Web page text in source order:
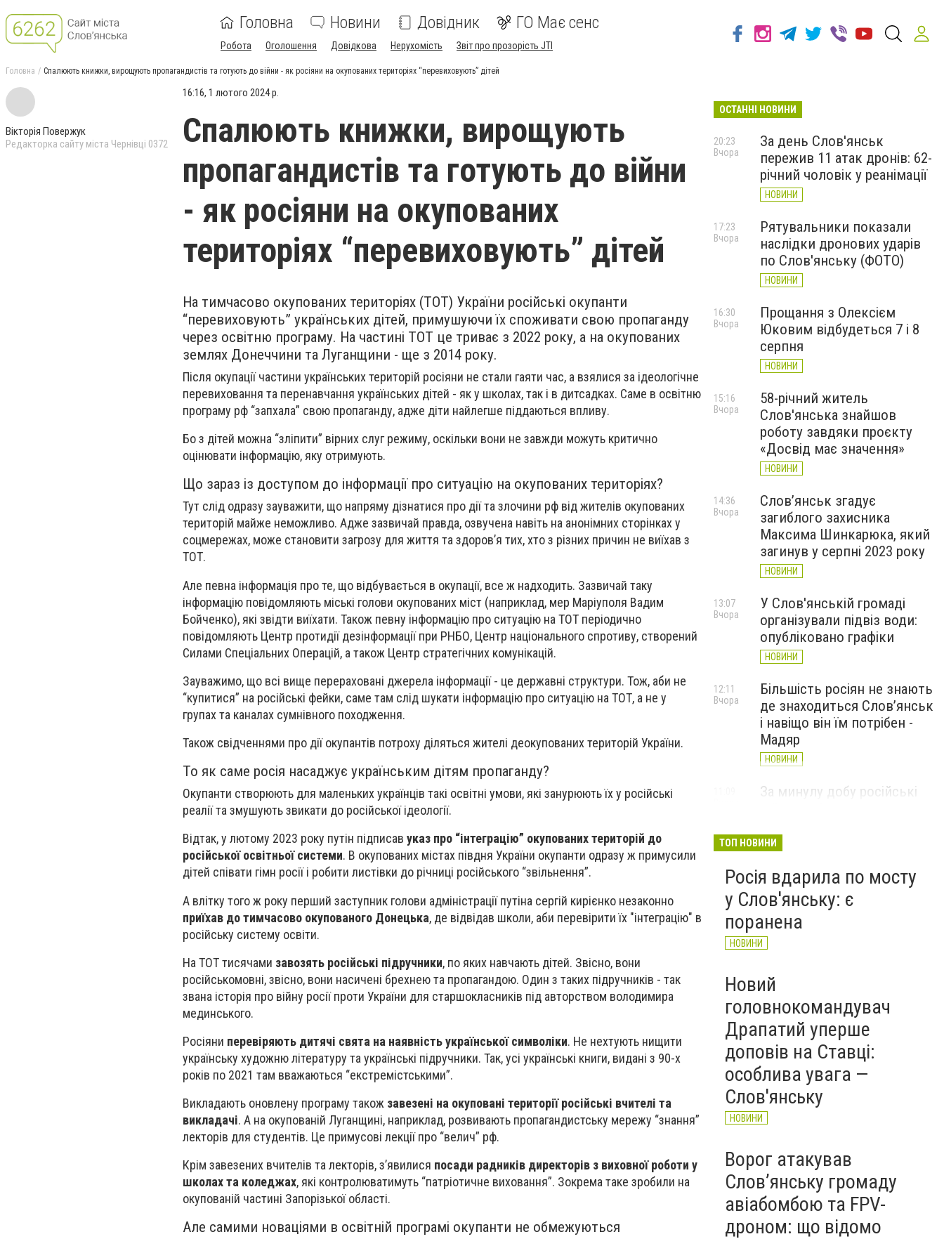
Головна Новини Довідник ГО Має сенс
Робота Оголошення Довідкова Нерухомість Звіт про прозорість JTI
Головна Спалюють книжки, вирощують пропагандистів та готують до війни - як росіяни на окупованих територіях “перевиховують” дітей
Вікторія Повержук
Редакторка сайту міста Чернівці 0372
16:16, 1 лютого 2024 р.
Спалюють книжки, вирощують
пропагандистів та готують до війни
- як росіяни на окупованих
територіях “перевиховують” дітей
На тимчасово окупованих територіях (ТОТ) України російські окупанти
“перевиховують” українських дітей, примушуючи їх споживати свою пропаганду
через освітню програму. На частині ТОТ це триває з 2022 року, а на окупованих
землях Донеччини та Луганщини - ще з 2014 року.
Після окупації частини українських територій росіяни не стали гаяти час, а взялися за ідеологічне
перевиховання та перенавчання українських дітей - як у школах, так і в дитсадках. Саме в освітню
програму рф “запхала” свою пропаганду, адже діти найлегше піддаються впливу.
Бо з дітей можна “зліпити” вірних слуг режиму, оскільки вони не завжди можуть критично
оцінювати інформацію, яку отримують.
Що зараз із доступом до інформації про ситуацію на окупованих територіях?
Тут слід одразу зауважити, що напряму дізнатися про дії та злочини рф від жителів окупованих
територій майже неможливо. Адже зазвичай правда, озвучена навіть на анонімних сторінках у
соцмережах, може становити загрозу для життя та здоровʼя тих, хто з різних причин не виїхав з
ТОТ.
Але певна інформація про те, що відбувається в окупації, все ж надходить. Зазвичай таку
інформацію повідомляють міські голови окупованих міст (наприклад, мер Маріуполя Вадим
Бойченко), які звідти виїхати. Також певну інформацію про ситуацію на ТОТ періодично
повідомляють Центр протидії дезінформації при РНБО, Центр національного спротиву, створений
Силами Спеціальних Операцій, а також Центр стратегічних комунікацій.
Зауважимо, що всі вище перераховані джерела інформації - це державні структури. Тож, аби не
“купитися” на російські фейки, саме там слід шукати інформацію про ситуацію на ТОТ, а не у
групах та каналах сумнівного походження.
Також свідченнями про дії окупантів потроху діляться жителі деокупованих територій України.
То як саме росія насаджує українським дітям пропаганду?
Окупанти створюють для маленьких українців такі освітні умови, які занурюють їх у російські
реалії та змушують звикати до російської ідеології.
Відтак, у лютому 2023 року путін підписав указ про “інтеграцію” окупованих територій до
російської освітньої системи. В окупованих містах півдня України окупанти одразу ж примусили
дітей співати гімн росії і робити листівки до річниці російського “звільнення”.
А влітку того ж року перший заступник голови адміністрації путіна сергій кирієнко незаконно
приїхав до тимчасово окупованого Донецька, де відвідав школи, аби перевірити їх "інтеграцію" в
російську систему освіти.
На ТОТ тисячами завозять російські підручники, по яких навчають дітей. Звісно, вони
російськомовні, звісно, вони насичені брехнею та пропагандою. Один з таких підручників - так
звана історія про війну росії проти України для старшокласників під авторством володимира
мединського.
Росіяни перевіряють дитячі свята на наявність української символіки. Не нехтують нищити
українську художню літературу та українські підручники. Так, усі українські книги, видані з 90-х
років по 2021 там вважаються “екстремістськими”.
Викладають оновлену програму також завезені на окуповані території російські вчителі та
викладачі. А на окупованій Луганщині, наприклад, розвивають пропагандистську мережу “знання”
лекторів для студентів. Це примусові лекції про “велич” рф.
Крім завезених вчителів та лекторів, зʼявилися посади радників директорів з виховної роботи у
школах та коледжах, які контролюватимуть “патріотичне виховання”. Зокрема таке зробили на
окупованій частині Запорізької області.
Але самими новаціями в освітній програмі окупанти не обмежуються
ОСТАННІ НОВИНИ
За день Слов'янськ
пережив 11 атак дронів: 62-
річний чоловік у реанімації
НОВИНИ
20:23
Вчора
Рятувальники показали
наслідки дронових ударів
по Слов'янську (ФОТО)
НОВИНИ
17:23
Вчора
Прощання з Олексієм
Юковим відбудеться 7 і 8
серпня
НОВИНИ
16:30
Вчора
58-річний житель
Слов'янська знайшов
роботу завдяки проєкту
«Досвід має значення»
НОВИНИ
15:16
Вчора
Слов’янськ згадує
загиблого захисника
Максима Шинкарюка, який
загинув у серпні 2023 року
НОВИНИ
14:36
Вчора
У Слов'янській громаді
організували підвіз води:
опубліковано графіки
НОВИНИ
13:07
Вчора
Більшість росіян не знають
де знаходиться Слов’янськ
і навіщо він їм потрібен -
Мадяр
НОВИНИ
12:11
Вчора
За минулу добу російські
великої війни: 6 серпня
ТОП НОВИНИ
Росія вдарила по мосту
у Слов'янську: є
поранена
НОВИНИ
Новий
головнокомандувач
Драпатий уперше
доповів на Ставці:
особлива увага —
Слов'янську
НОВИНИ
Ворог атакував
Слов’янську громаду
авіабомбою та FPV-
дроном: що відомо